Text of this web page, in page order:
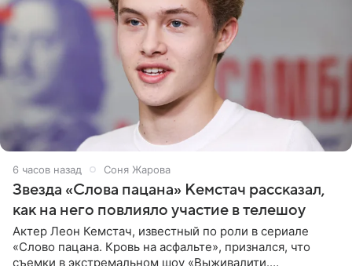
6 часов назад Соня Жарова
Звезда «Слова пацана» Кемстач рассказал,
как на него повлияло участие в телешоу
Актер Леон Кемстач, известный по роли в сериале
«Слово пацана. Кровь на асфальте», признался, что
съемки в экстремальном шоу «Выживалити.